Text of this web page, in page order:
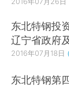
东北特钢投
辽宁省政府
2016年07月18日
东北特钢第